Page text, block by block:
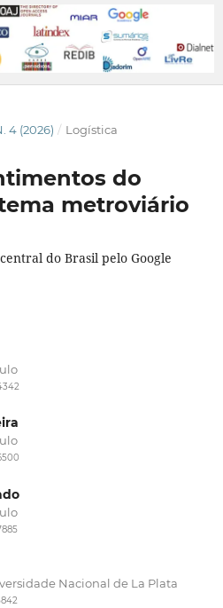
4 (2026) / Logística
do
metroviário
do Brasil pelo Google
Nacional de La Plata